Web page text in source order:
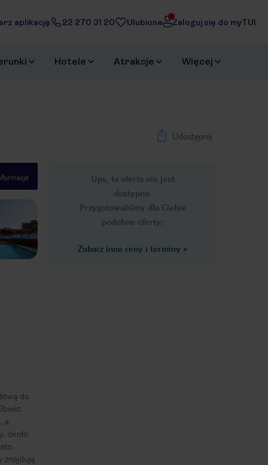
aplikację 22 270 31 20 Ulubione Zaloguj się do myTUI
Hotele Atrakcje Więcej
Udostępnij
Ups, ta oferta nie jest
dostępna.
Przygotowaliśmy dla Ciebie
podobne oferty:
Zobacz inne ceny i terminy »
1 /36
do
a
około
znajdują